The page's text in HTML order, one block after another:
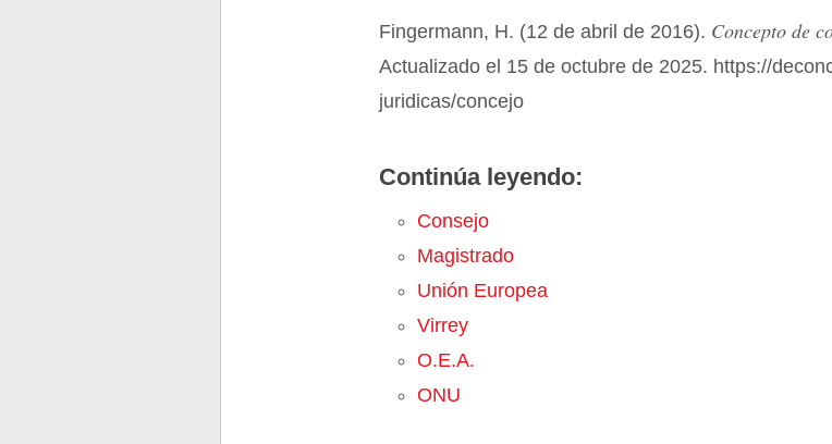
Fingermann, H. (12 de abril de 2016). Concepto de
Actualizado el 15 de octubre de 2025. https://
juridicas/concejo
Continúa leyendo:
Consejo
Magistrado
Unión Europea
Virrey
O.E.A.
ONU